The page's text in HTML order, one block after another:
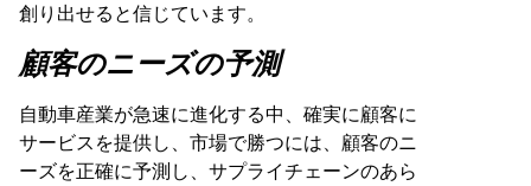
創り出せると信じています。
顧客のニーズの予測
自動車産業が急速に進化する中、確実に顧客に
サービスを提供し、市場で勝つには、顧客のニ
ーズを正確に予測し、サプライチェーンのあら